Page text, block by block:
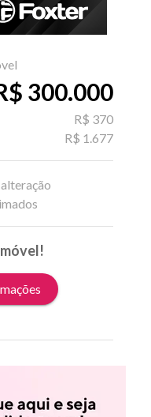
300.000
R$ 370
R$ 1.677